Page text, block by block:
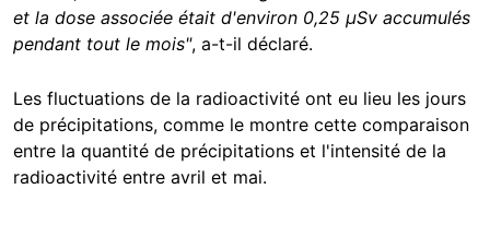
et la dose associée était d'environ 0,25 µSv accumulés
pendant tout le mois", a-t-il déclaré.
Les fluctuations de la radioactivité ont eu lieu les jours
de précipitations, comme le montre cette comparaison
entre la quantité de précipitations et l'intensité de la
radioactivité entre avril et mai.